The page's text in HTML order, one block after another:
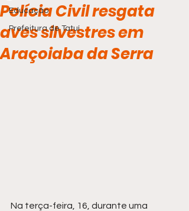
Educação
Prefeitura de Tatuí
Polícia Civil resgata
aves silvestres em
Araçoiaba da Serra
Na terça-feira, 16, durante uma